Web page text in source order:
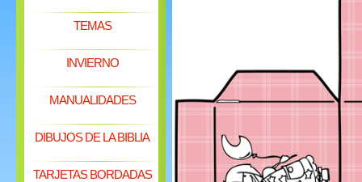
TEMAS
INVIERNO
MANUALIDADES
DIBUJOS DE LA BIBLIA
TARJETAS BORDADAS